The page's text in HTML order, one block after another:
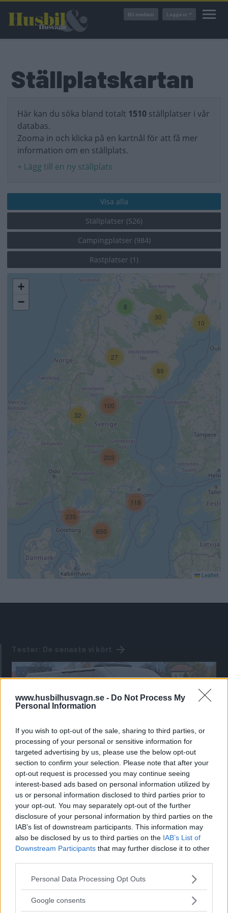
www.husbilhusvagn.se - Do Not Process My
Personal Information
If you wish to opt-out of the sale, sharing to third parties, or
processing of your personal or sensitive information for
targeted advertising by us, please use the below opt-out
section to confirm your selection. Please note that after your
opt-out request is processed you may continue seeing
interest-based ads based on personal information utilized by
us or personal information disclosed to third parties prior to
your opt-out. You may separately opt-out of the further
disclosure of your personal information by third parties on the
IAB’s list of downstream participants. This information may
also be disclosed by us to third parties on the IAB’s List of
Downstream Participants that may further disclose it to other
Please note that this website/app uses one or more Google
not limited to your visit or usage behaviour. You may click to
Personal Data Processing Opt Outs
Google consents
huvudinnehåll
Bli medlem Logga in
Ställplatskartan
Här kan du söka bland totalt 1510 ställplatser i vår
databas.
Zooma in och klicka på en kartnål för att få mer
information om en ställplats.
+ Lägg till en ny ställplats
Visa alla
Ställplatser (526)
Campingplatser (984)
Rastplatser (1)
32
100
27
8
10
30
89
235
203
118
650
+
−
Leaflet
Så bra är nya Karmann-Mobil
Här har vi en kort plåtis som känns större invändigt än
utvändigt.